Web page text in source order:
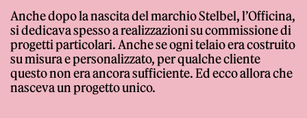
Il Marchio
Anche dopo la nascita del marchio Stelbel, l’Officina,
si dedicava spesso a realizzazioni su commissione di
progetti particolari. Anche se ogni telaio era costruito
su misura e personalizzato, per qualche cliente
questo non era ancora sufficiente. Ed ecco allora che
nasceva un progetto unico.